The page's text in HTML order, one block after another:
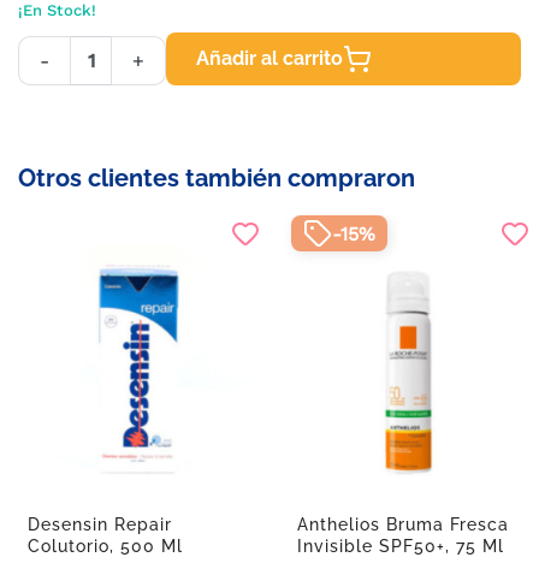
¡En Stock!
- + Añadir al carrito
Otros clientes también compraron
Desensin Repair
Colutorio, 500 Ml
Anthelios Bruma Fresca
Invisible SPF50+, 75 Ml
-15%